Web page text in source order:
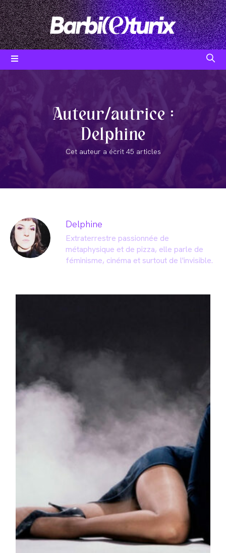
Skip
to
content
Auteur/autrice :
Delphine
Cet auteur a écrit 45 articles
Delphine
Extraterrestre passionnée de
métaphysique et de pizza, elle parle de
féminisme, cinéma et surtout de l'invisible.